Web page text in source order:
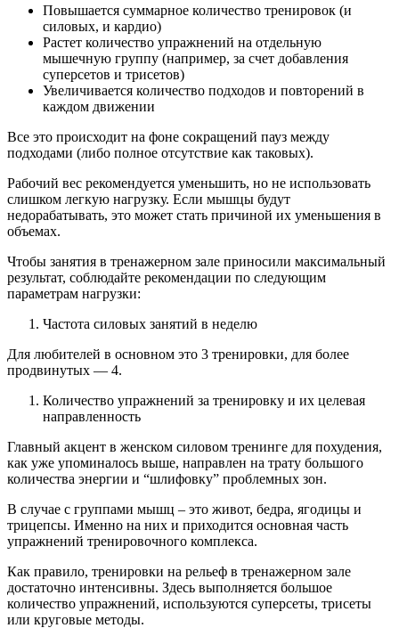
Повышается суммарное количество тренировок (и
силовых, и кардио)
Растет количество упражнений на отдельную
мышечную группу (например, за счет добавления
суперсетов и трисетов)
Увеличивается количество подходов и повторений в
каждом движении
Все это происходит на фоне сокращений пауз между
подходами (либо полное отсутствие как таковых).
Рабочий вес рекомендуется уменьшить, но не использовать
слишком легкую нагрузку. Если мышцы будут
недорабатывать, это может стать причиной их уменьшения в
объемах.
Чтобы занятия в тренажерном зале приносили максимальный
результат, соблюдайте рекомендации по следующим
параметрам нагрузки:
Частота силовых занятий в неделю
Для любителей в основном это 3 тренировки, для более
продвинутых — 4.
Количество упражнений за тренировку и их целевая
направленность
Главный акцент в женском силовом тренинге для похудения,
как уже упоминалось выше, направлен на трату большого
количества энергии и “шлифовку” проблемных зон.
В случае с группами мышц – это живот, бедра, ягодицы и
трицепсы. Именно на них и приходится основная часть
упражнений тренировочного комплекса.
Как правило, тренировки на рельеф в тренажерном зале
достаточно интенсивны. Здесь выполняется большое
количество упражнений, используются суперсеты, трисеты
или круговые методы.